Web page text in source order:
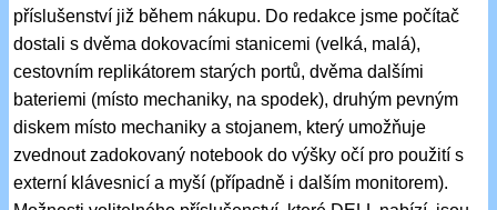
příslušenství již během nákupu. Do redakce jsme počítač
dostali s dvěma dokovacími stanicemi (velká, malá),
cestovním replikátorem starých portů, dvěma dalšími
bateriemi (místo mechaniky, na spodek), druhým pevným
diskem místo mechaniky a stojanem, který umožňuje
zvednout zadokovaný notebook do výšky očí pro použití s
externí klávesnicí a myší (případně i dalším monitorem).